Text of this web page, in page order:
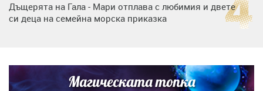
Дъщерята на Гала - Мари отплава с любимия и двете
си деца на семейна морска приказка
Братя Аргирови я изненадаха с песен
Магическата топка